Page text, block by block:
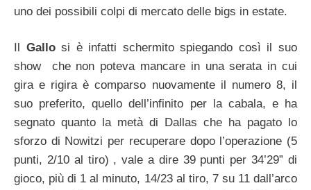
uno dei possibili colpi di mercato delle bigs in estate.
Gallosi è infatti schermito spiegando così il suo
show che non poteva mancare in una serata in cui
gira e rigira è comparso nuovamente il numero 8, il
suo preferito, quello dell’infinito per la cabala, e ha
segnato quanto la metà di Dallas che ha pagato lo
sforzo di Nowitzi per recuperare dopo l’operazione (5
punti, 2/10 al tiro) , vale a dire 39 punti per 34’29” di
gioco, più di 1 al minuto, 14/23 al tiro, 7 su 11 dall’arco